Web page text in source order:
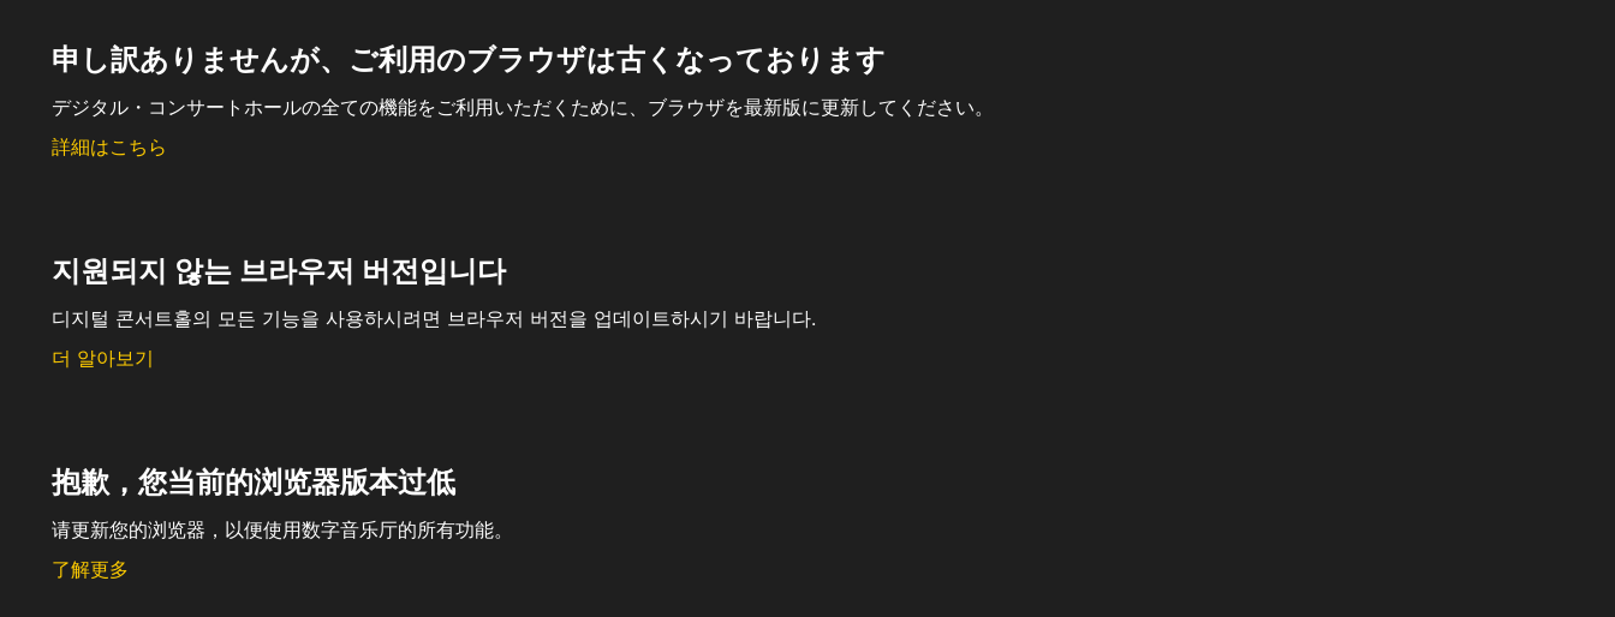
申し訳ありませんが、ご利用のブラウザは古くなっております
デジタル・コンサートホールの全ての機能をご利用いただくために、ブラウザを最新版に更新してください。
詳細はこちら
지원되지 않는 브라우저 버전입니다
디지털 콘서트홀의 모든 기능을 사용하시려면 브라우저 버전을 업데이트하시기 바랍니다.
더 알아보기
抱歉，您当前的浏览器版本过低
请更新您的浏览器，以便使用数字音乐厅的所有功能。
了解更多